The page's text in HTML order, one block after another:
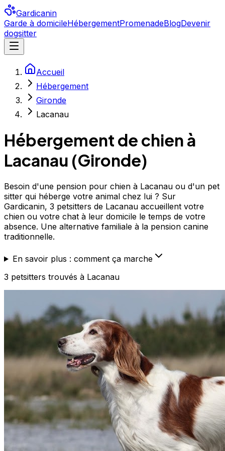
Gardicanin
Garde à domicileHébergementPromenadeBlogDevenir
dogsitter
Accueil
Hébergement
Gironde
Lacanau
Hébergement de chien à
Lacanau (Gironde)
Besoin d'une pension pour chien à Lacanau ou d'un pet
sitter qui héberge votre animal chez lui ? Sur
Gardicanin, 3 petsitters de Lacanau accueillent votre
chien ou votre chat à leur domicile le temps de votre
absence. Une alternative familiale à la pension canine
traditionnelle.
En savoir plus : comment ça marche
3 petsitters trouvés à Lacanau